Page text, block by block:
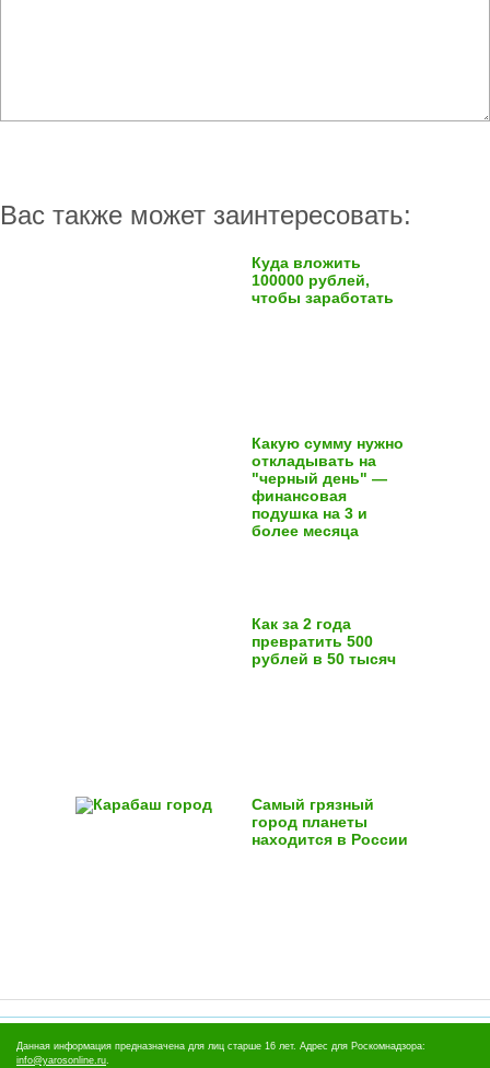
Вас также может заинтересовать:
Куда вложить
100000 рублей,
чтобы заработать
Какую сумму нужно
откладывать на
"черный день" —
финансовая
подушка на 3 и
более месяца
Как за 2 года
превратить 500
рублей в 50 тысяч
Самый грязный
город планеты
находится в России
Данная информация предназначена для лиц старше 16 лет. Адрес для Роскомнадзора:
info@yarosonline.ru